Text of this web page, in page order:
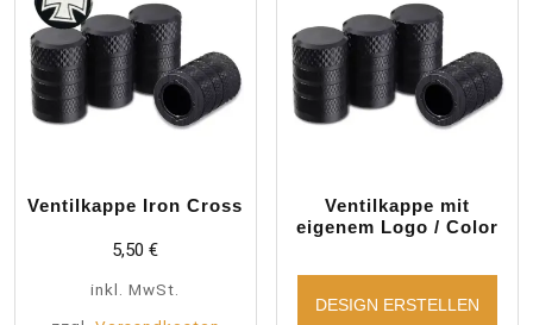
Ventilkappe Iron Cross
5,50€
inkl. MwSt.
Ventilkappe mit
eigenem Logo / Color
DESIGN ERSTELLEN